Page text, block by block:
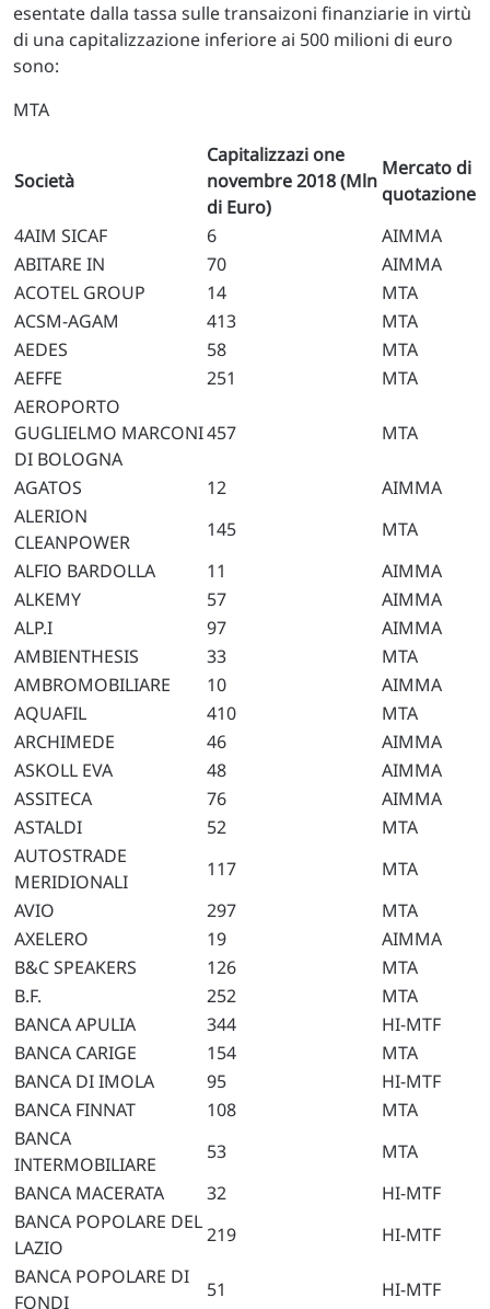
esentate dalla tassa sulle transaizoni finanziarie in virtù
di una capitalizzazione inferiore ai 500 milioni di euro
sono:
MTA
Società
Capitalizzazi one
novembre 2018 (Mln
di Euro)
Mercato di
quotazione
4AIM SICAF
6
AIMMA
ABITARE IN
70
AIMMA
ACOTEL GROUP
14
MTA
ACSM-AGAM
413
MTA
AEDES
58
MTA
AEFFE
251
MTA
AEROPORTO
GUGLIELMO MARCONI
DI BOLOGNA
457 MTA
AGATOS 12
AIMMA
ALERION
CLEANPOWER
145
MTA
ALFIO BARDOLLA
11
AIMMA
ALKEMY
57
AIMMA
ALP.I
97
AIMMA
AMBIENTHESIS
33
MTA
AMBROMOBILIARE
10
AIMMA
AQUAFIL
410
MTA
ARCHIMEDE
46
AIMMA
ASKOLL EVA
48
AIMMA
ASSITECA
76
AIMMA
ASTALDI
52
MTA
AUTOSTRADE
MERIDIONALI
117
MTA
AVIO
297
MTA
AXELERO
19
AIMMA
B&C SPEAKERS
126
MTA
B.F.
252
MTA
BANCA APULIA
344
HI-MTF
BANCA CARIGE
154
MTA
BANCA DI IMOLA
95
HI-MTF
BANCA FINNAT
108
MTA
BANCA
INTERMOBILIARE
53
MTA
BANCA MACERATA
32
HI-MTF
BANCA POPOLARE DEL
LAZIO
219
HI-MTF
BANCA POPOLARE DI
FONDI
51 HI-MTF